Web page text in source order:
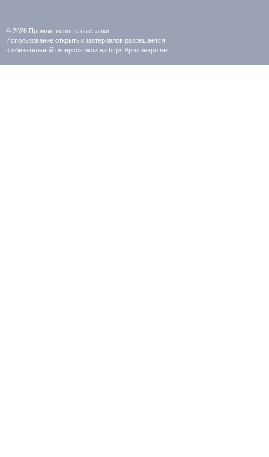
© 2026 Промышленные выставки
Использование открытых материалов разрешается
с обязательной гиперссылкой на https://promexpo.net